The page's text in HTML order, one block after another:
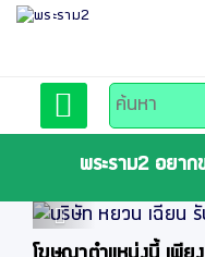
สมัครสมาชิก
ลงประกาศฟรี
พระราม2 อยา
Previous